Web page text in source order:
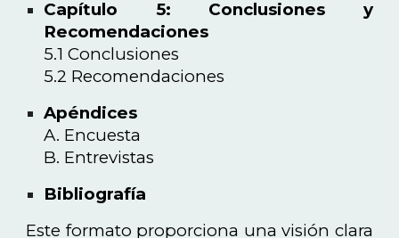
Capítulo 5: Conclusiones y
Recomendaciones
5.1 Conclusiones
5.2 Recomendaciones
Apéndices
A. Encuesta
B. Entrevistas
Bibliografía
Este formato proporciona una visión clara